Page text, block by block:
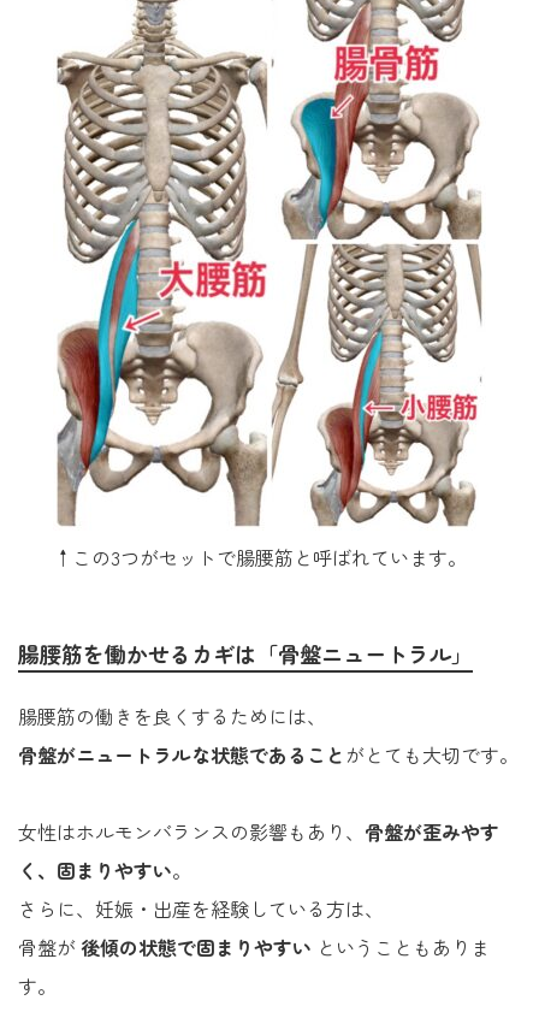
↑この3つがセットで腸腰筋と呼ばれています。
腸腰筋を働かせるカギは「骨盤ニュートラル」
腸腰筋の働きを良くするためには、
骨盤がニュートラルな状態であること がとても大切です。
女性はホルモンバランスの影響もあり、 骨盤が歪みやす
く、固まりやすい。
さらに、妊娠・出産を経験している方は、
骨盤が後傾の状態で固まりやすい ということもありま
す。